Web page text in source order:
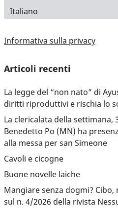
Informativa sulla privacy
Articoli recenti
La legge del “non nato” di
diritti riproduttivi e rischia lo
La clericalata della settimana,
Benedetto Po (MN) ha
alla messa per san Simeone
Cavoli e cicogne
Buone novelle laiche
Mangiare senza dogmi?
sul n. 4/2026 della rivista